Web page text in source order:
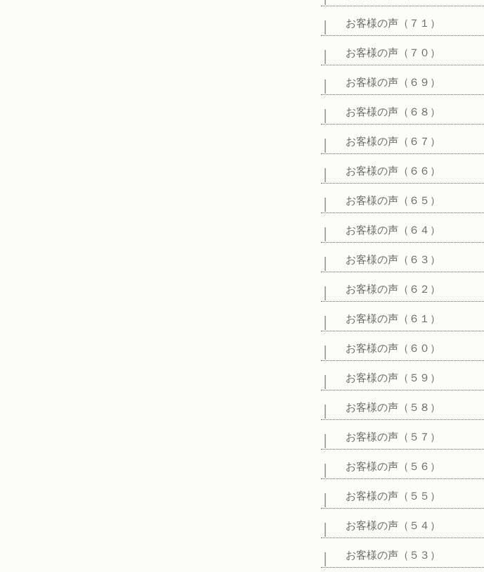
お客様の声（７１）
お客様の声（７０）
お客様の声（６９）
お客様の声（６８）
お客様の声（６７）
お客様の声（６６）
お客様の声（６５）
お客様の声（６４）
お客様の声（６３）
お客様の声（６２）
お客様の声（６１）
お客様の声（６０）
お客様の声（５９）
お客様の声（５８）
お客様の声（５７）
お客様の声（５６）
お客様の声（５５）
お客様の声（５４）
お客様の声（５３）